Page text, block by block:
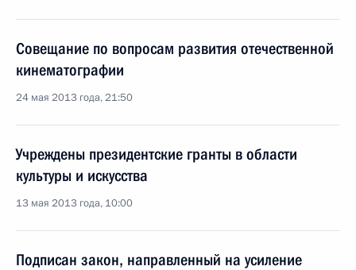
Совещание по вопросам развития отечественной
кинематографии
24 мая 2013 года, 21:50
Учреждены президентские гранты в области
культуры и искусства
13 мая 2013 года, 10:00
Подписан закон, направленный на усиление